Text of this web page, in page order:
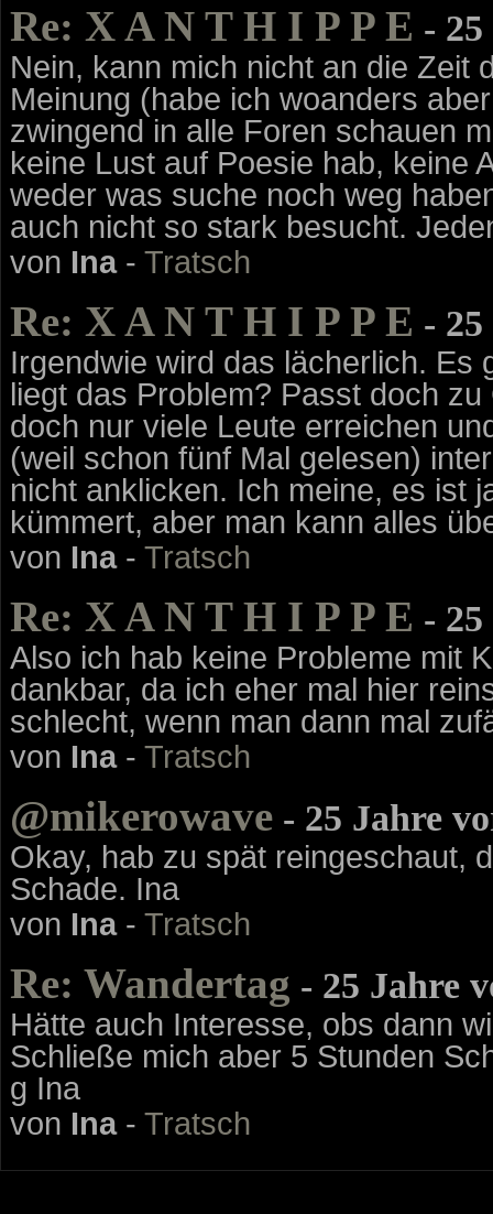
Re: X A N T H I P P E -
Nein, kann mich nicht an die Zeit
Meinung (habe ich woanders
zwingend in alle Foren schauen
keine Lust auf Poesie hab, keine
weder was suche noch weg
auch nicht so stark besucht.
von Ina- Tratsch
Re: X A N T H I P P E -
Irgendwie wird das lächerlich. Es
liegt das Problem? Passt doch
doch nur viele Leute erreichen
(weil schon fünf Mal gelesen)
nicht anklicken. Ich meine, es ist
kümmert, aber man kann alles
von Ina- Tratsch
Re: X A N T H I P P E -
Also ich hab keine Probleme mit
dankbar, da ich eher mal hier
schlecht, wenn man dann mal
von Ina- Tratsch
@mikerowave - 25 Jahre
Okay, hab zu spät reingeschaut,
Schade. Ina
von Ina- Tratsch
Re: Wandertag - 25 Jahre
Hätte auch Interesse, obs dann
Schließe mich aber 5 Stunden
g Ina
von Ina- Tratsch